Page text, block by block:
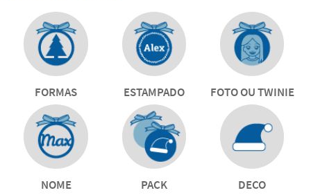
FORMAS ESTAMPADO FOTO OU TWINIE
NOME PACK DECO